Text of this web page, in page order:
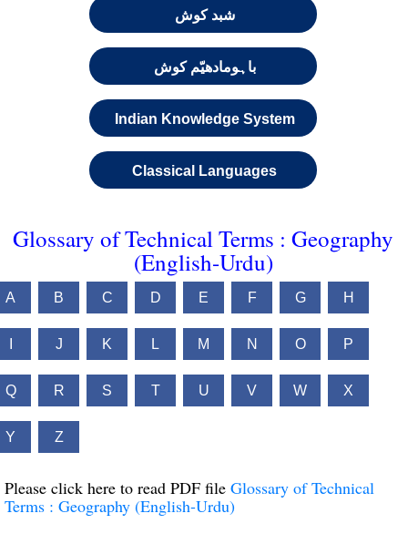
شبد کوش
باہومادھیّم کوش
Indian Knowledge System
Classical Languages
Glossary of Technical Terms : Geography
(English-Urdu)
A B C D E F G H
J K L M N O P
Q R S T U V W X
Y Z
Please click here to read PDF file Glossary of Technical
Terms : Geography (English-Urdu)